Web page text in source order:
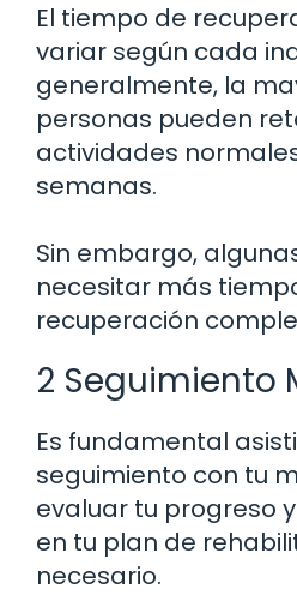
El tiempo de
variar según cada
generalmente, la
personas pueden
actividades
semanas.
Sin embargo,
necesitar más
recuperación
2 Seguimiento
Es fundamental
seguimiento con tu
evaluar tu progreso
en tu plan de
necesario.